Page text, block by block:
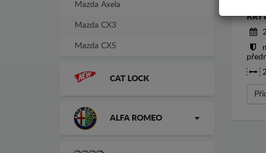
Mazda Axela
Mazda CX3
Mazda CX5
CAT LOCK
ALFA ROMEO